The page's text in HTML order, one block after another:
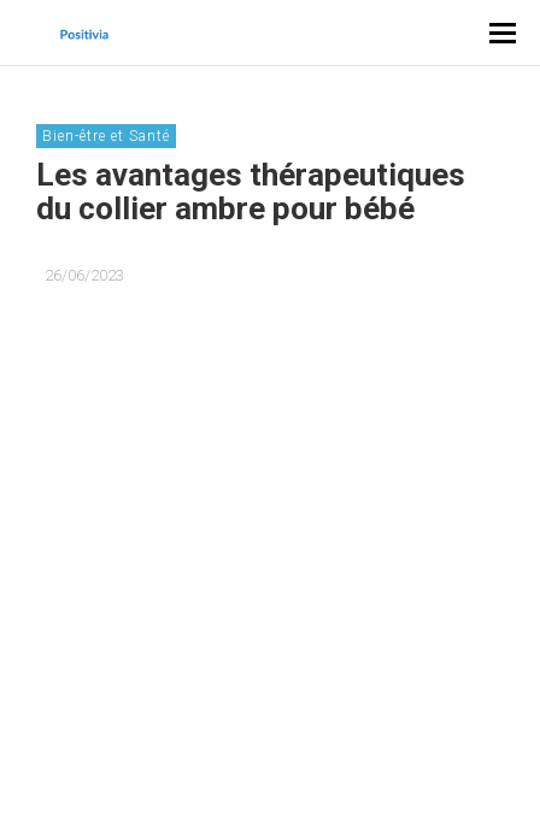
Bien-être et Santé
Les avantages thérapeutiques
du collier ambre pour bébé
26/06/2023